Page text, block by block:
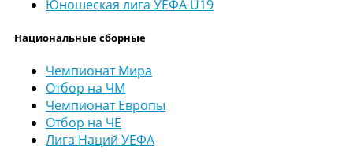
Юношеская лига УЕФА U19
Национальные сборные
Чемпионат Мира
Отбор на ЧМ
Чемпионат Европы
Отбор на ЧЕ
Лига Наций УЕФА